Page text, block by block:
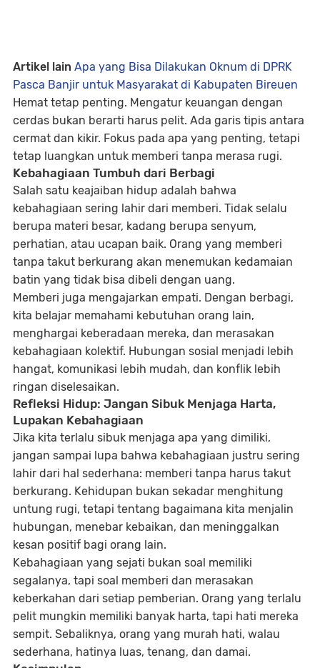
Artikel lain Apa yang Bisa Dilakukan Oknum di DPRK
Pasca Banjir untuk Masyarakat di Kabupaten Bireuen
Hemat tetap penting. Mengatur keuangan dengan
cerdas bukan berarti harus pelit. Ada garis tipis antara
cermat dan kikir. Fokus pada apa yang penting, tetapi
tetap luangkan untuk memberi tanpa merasa rugi.
Kebahagiaan Tumbuh dari Berbagi
Salah satu keajaiban hidup adalah bahwa
kebahagiaan sering lahir dari memberi. Tidak selalu
berupa materi besar, kadang berupa senyum,
perhatian, atau ucapan baik. Orang yang memberi
tanpa takut berkurang akan menemukan kedamaian
batin yang tidak bisa dibeli dengan uang.
Memberi juga mengajarkan empati. Dengan berbagi,
kita belajar memahami kebutuhan orang lain,
menghargai keberadaan mereka, dan merasakan
kebahagiaan kolektif. Hubungan sosial menjadi lebih
hangat, komunikasi lebih mudah, dan konflik lebih
ringan diselesaikan.
Refleksi Hidup: Jangan Sibuk Menjaga Harta,
Lupakan Kebahagiaan
Jika kita terlalu sibuk menjaga apa yang dimiliki,
jangan sampai lupa bahwa kebahagiaan justru sering
lahir dari hal sederhana: memberi tanpa harus takut
berkurang. Kehidupan bukan sekadar menghitung
untung rugi, tetapi tentang bagaimana kita menjalin
hubungan, menebar kebaikan, dan meninggalkan
kesan positif bagi orang lain.
Kebahagiaan yang sejati bukan soal memiliki
segalanya, tapi soal memberi dan merasakan
keberkahan dari setiap pemberian. Orang yang terlalu
pelit mungkin memiliki banyak harta, tapi hati mereka
sempit. Sebaliknya, orang yang murah hati, walau
sederhana, hatinya luas, tenang, dan damai.